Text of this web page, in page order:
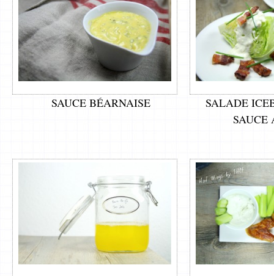
SAUCE BÉARNAISE
SALADE
SAUCE